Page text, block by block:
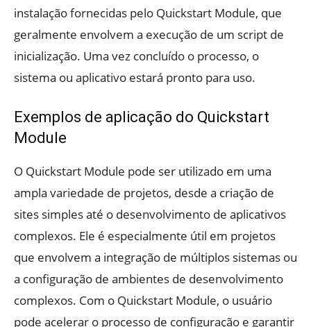
instalação fornecidas pelo Quickstart Module, que
geralmente envolvem a execução de um script de
inicialização. Uma vez concluído o processo, o
sistema ou aplicativo estará pronto para uso.
Exemplos de aplicação do Quickstart
Module
O Quickstart Module pode ser utilizado em uma
ampla variedade de projetos, desde a criação de
sites simples até o desenvolvimento de aplicativos
complexos. Ele é especialmente útil em projetos
que envolvem a integração de múltiplos sistemas ou
a configuração de ambientes de desenvolvimento
complexos. Com o Quickstart Module, o usuário
pode acelerar o processo de configuração e garantir